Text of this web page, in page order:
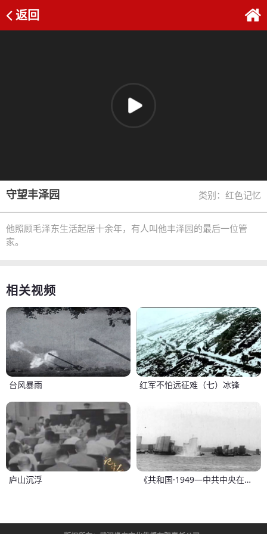
返回
守望丰泽园 类别：红色记忆
他照顾毛泽东生活起居十余年，有人叫他丰泽园的最后一位管
家。
相关视频
台风暴雨 红军不怕远征难（七）冰锋
庐山沉浮 《共和国·1949—中共中央在香山》2：打过长江去